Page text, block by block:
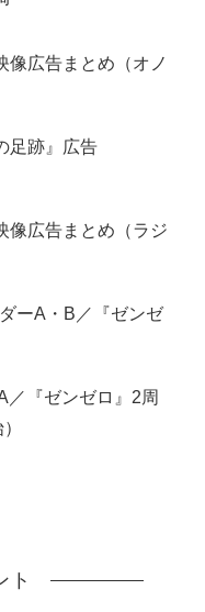
像広告まとめ（オノ
足跡』広告
像広告まとめ（ラジ
ーA・B／『ゼンゼ
／『ゼンゼロ』2周
ト